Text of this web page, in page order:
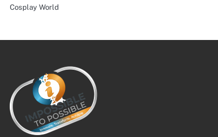
Cosplay World